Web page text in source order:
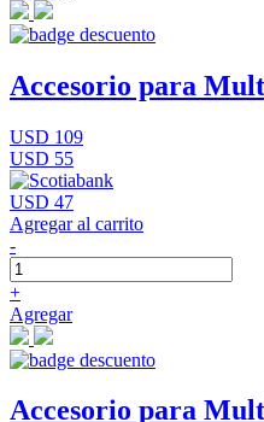
Accesorio para
USD 109
USD 55
USD 47
Agregar al carrito
-
+
Agregar
Accesorio para